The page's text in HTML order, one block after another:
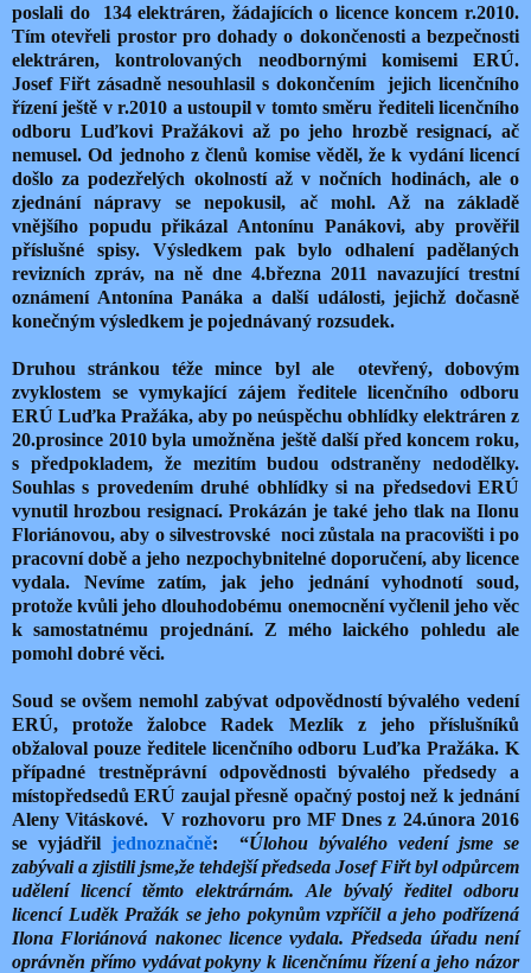
poslali do 134 elektráren, žádajících o licence koncem r.2010.
Tím otevřeli prostor pro dohady o dokončenosti a bezpečnosti
elektráren, kontrolovaných neodbornými komisemi ERÚ.
Josef Fiřt zásadně nesouhlasil s dokončením jejich licenčního
řízení ještě v r.2010 a ustoupil v tomto směru řediteli licenčního
odboru Luďkovi Pražákovi až po jeho hrozbě resignací, ač
nemusel. Od jednoho z členů komise věděl, že k vydání licencí
došlo za podezřelých okolností až v nočních hodinách, ale o
zjednání nápravy se nepokusil, ač mohl. Až na základě
vnějšího popudu přikázal Antonínu Panákovi, aby prověřil
příslušné spisy. Výsledkem pak bylo odhalení padělaných
revizních zpráv, na ně dne 4.března 2011 navazující trestní
oznámení Antonína Panáka a další události, jejichž dočasně
konečným výsledkem je pojednávaný rozsudek.
Druhou stránkou téže mince byl ale otevřený, dobovým
zvyklostem se vymykající zájem ředitele licenčního odboru
ERÚ Luďka Pražáka, aby po neúspěchu obhlídky elektráren z
20.prosince 2010 byla umožněna ještě další před koncem roku,
s předpokladem, že mezitím budou odstraněny nedodělky.
Souhlas s provedením druhé obhlídky si na předsedovi ERÚ
vynutil hrozbou resignací. Prokázán je také jeho tlak na Ilonu
Floriánovou, aby o silvestrovské noci zůstala na pracovišti i po
pracovní době a jeho nezpochybnitelné doporučení, aby licence
vydala. Nevíme zatím, jak jeho jednání vyhodnotí soud,
protože kvůli jeho dlouhodobému onemocnění vyčlenil jeho věc
k samostatnému projednání. Z mého laického pohledu ale
pomohl dobré věci.
Soud se ovšem nemohl zabývat odpovědností bývalého vedení
ERÚ, protože žalobce Radek Mezlík z jeho příslušníků
obžaloval pouze ředitele licenčního odboru Luďka Pražáka. K
případné trestněprávní odpovědnosti bývalého předsedy a
místopředsedů ERÚ zaujal přesně opačný postoj než k jednání
Aleny Vitáskové. V rozhovoru pro MF Dnes z 24.února 2016
se vyjádřil jednoznačně: “Úlohou bývalého vedení jsme se
zabývali a zjistili jsme,že tehdejší předseda Josef Fiřt byl odpůrcem
udělení licencí těmto elektrárnám. Ale bývalý ředitel odboru
licencí Luděk Pražák se jeho pokynům vzpříčil a jeho podřízená
Ilona Floriánová nakonec licence vydala. Předseda úřadu není
oprávněn přímo vydávat pokyny k licenčnímu řízení a jeho názor